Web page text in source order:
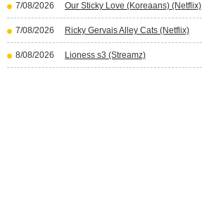
7/08/2026 Our Sticky Love (Koreaans) (Netflix)
7/08/2026 Ricky Gervais Alley Cats (Netflix)
8/08/2026 Lioness s3 (Streamz)